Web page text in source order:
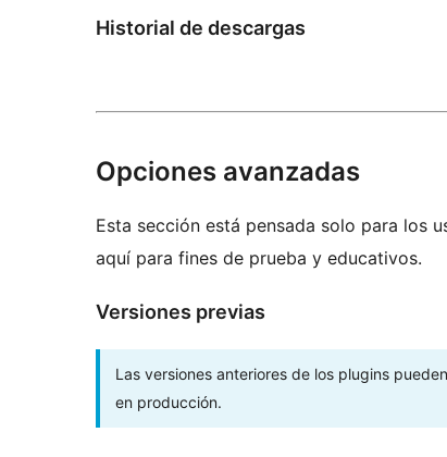
Historial de descargas
Opciones avanzadas
Esta sección está pensada solo para los
aquí para fines de prueba y educativos.
Versiones previas
Las versiones anteriores de los plugins
en producción.